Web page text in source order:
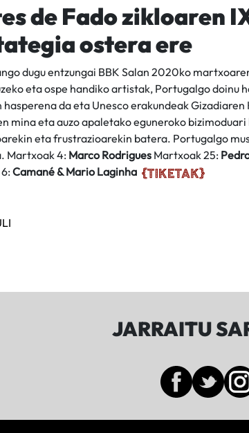
de Fado zikloaren
ostera ere
dugu entzungai BBK Salan 2020ko
eta ospe handiko artistak, Portugalgo
da eta Unesco erakundeak
mina eta auzo apaletako eguneroko
eta frustrazioarekin batera. Portugalgo
Martxoak 4: Marco Rodrigues Martxoak 25:
Camané & Mario Laginha
JARRAITU